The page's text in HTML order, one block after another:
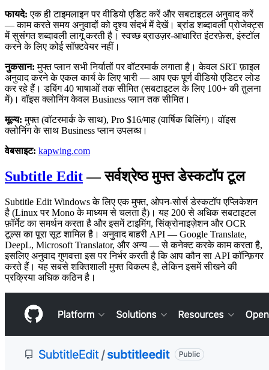
फायदे: एक ही टाइमलाइन पर वीडियो एडिट करें और सबटाइटल अनुवाद करें
— काम करते समय अनुवादों को दृश्य संदर्भ में देखें। ब्रांड शब्दावली प्रोजेक्ट्स
में सुसंगत शब्दावली लागू करती है। स्वच्छ ब्राउज़र-आधारित इंटरफ़ेस, इंस्टॉल
करने के लिए कोई सॉफ़्टवेयर नहीं।
नुकसान: मुफ्त प्लान सभी निर्यातों पर वॉटरमार्क लगाता है। केवल SRT फ़ाइल
अनुवाद करने के एकल कार्य के लिए भारी — आप एक पूर्ण वीडियो एडिटर लोड
कर रहे हैं। डबिंग 40 भाषाओं तक सीमित (सबटाइटल के लिए 100+ की तुलना
में)। वॉइस क्लोनिंग केवल Business प्लान तक सीमित।
मूल्य: मुफ्त (वॉटरमार्क के साथ), Pro $16/माह (वार्षिक बिलिंग)। वॉइस
क्लोनिंग के साथ Business प्लान उपलब्ध।
वेबसाइट: kapwing.com
Subtitle Edit— सर्वश्रेष्ठ मुफ्त डेस्कटॉप टूल
Subtitle Edit Windows के लिए एक मुफ्त, ओपन-सोर्स डेस्कटॉप एप्लिकेशन
है (Linux पर Mono के माध्यम से चलता है)। यह 200 से अधिक सबटाइटल
फ़ॉर्मेट का समर्थन करता है और इसमें टाइमिंग, सिंक्रोनाइज़ेशन और OCR
टूल्स का पूरा सूट शामिल है। अनुवाद बाहरी API — Google Translate,
DeepL, Microsoft Translator, और अन्य — से कनेक्ट करके काम करता है,
इसलिए अनुवाद गुणवत्ता इस पर निर्भर करती है कि आप कौन सा API कॉन्फ़िगर
करते हैं। यह सबसे शक्तिशाली मुफ्त विकल्प है, लेकिन इसमें सीखने की
प्रक्रिया अधिक कठिन है।